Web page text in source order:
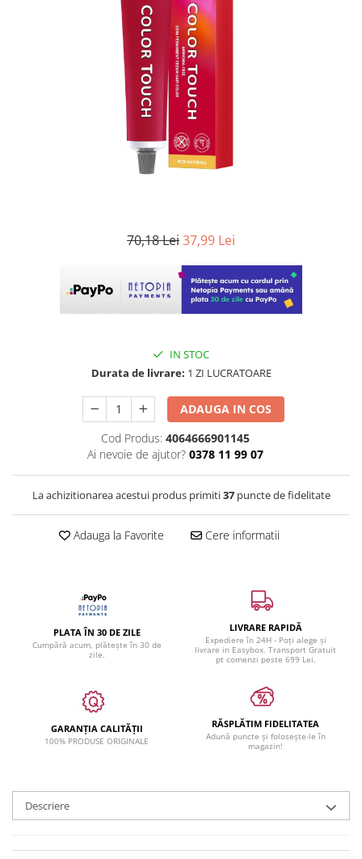
70,18 Lei37,99 Lei
IN STOC
Durata de livrare: 1 ZI LUCRATOARE
ADAUGA IN COS
Cod Produs: 4064666901145
Ai nevoie de ajutor? 0378 11 99 07
La achizitionarea acestui produs primiti37puncte de fidelitate
Adauga la Favorite Cere informatii
PLATA ÎN 30 DE ZILE
Cumpără acum, plătește în 30 de
zile.
LIVRARE RAPIDĂ
Expediere în 24H - Poți alege și
livrare in Easybox. Transport Gratuit
pt comenzi peste 699 Lei.
GARANȚIA CALITĂȚII
100% PRODUSE ORIGINALE
RĂSPLĂTIM FIDELITATEA
Adună puncte și folosește-le în
magazin!
Descriere